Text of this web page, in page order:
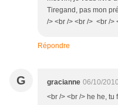
Tiregand, pas mon
/> <br /> <br /> <br />
Répondre
G gracianne 06/10/
<br /> <br /> he he,